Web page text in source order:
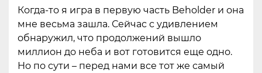
Когда-то я игра в первую часть Beholder и она
мне весьма зашла. Сейчас с удивлением
обнаружил, что продолжений вышло
миллион до неба и вот готовится еще одно.
Но по сути – перед нами все тот же самый